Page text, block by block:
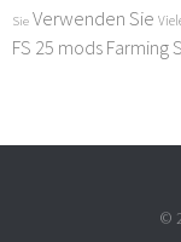
Sie Verwenden Sie
FS 25 mods Farming
©